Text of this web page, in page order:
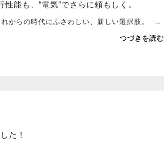
能も、“電気”でさらに頼もしく。
からの時代にふさわしい、新しい選択肢。 …
つづきを読む
た！